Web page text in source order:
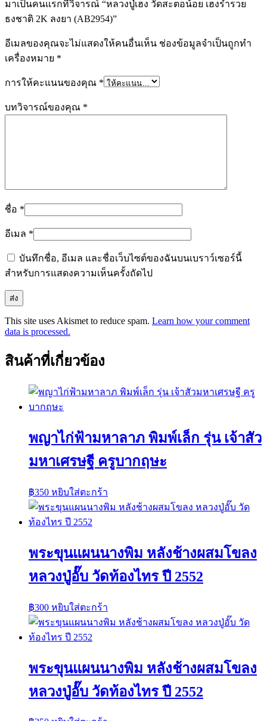
มาเป็นคนแรกที่วิจารณ์ “หลวงปู่เฮง วัดสะตอน้อย เฮงร่ำรวย
ธงชาติ 2K ลงยา (AB2954)”
อีเมลของคุณจะไม่แสดงให้คนอื่นเห็น ช่องข้อมูลจำเป็นถูกทำ
เครื่องหมาย *
การให้คะแนนของคุณ *
บทวิจารณ์ของคุณ *
ชื่อ *
อีเมล *
บันทึกชื่อ, อีเมล และชื่อเว็บไซต์ของฉันบนเบราว์เซอร์นี้
สำหรับการแสดงความเห็นครั้งถัดไป
This site uses Akismet to reduce spam. Learn how your comment
data is processed.
สินค้าที่เกี่ยวข้อง
พญาไก่ฟ้ามหาลาภ พิมพ์เล็ก รุ่น เจ้าสัว
มหาเศรษฐี ครูบากฤษะ
฿350 หยิบใส่ตะกร้า
พระขุนแผนนางพิม หลังช้างผสมโขลง
หลวงปู่อั๊บ วัดท้องไทร ปี 2552
฿300 หยิบใส่ตะกร้า
พระขุนแผนนางพิม หลังช้างผสมโขลง
หลวงปู่อั๊บ วัดท้องไทร ปี 2552